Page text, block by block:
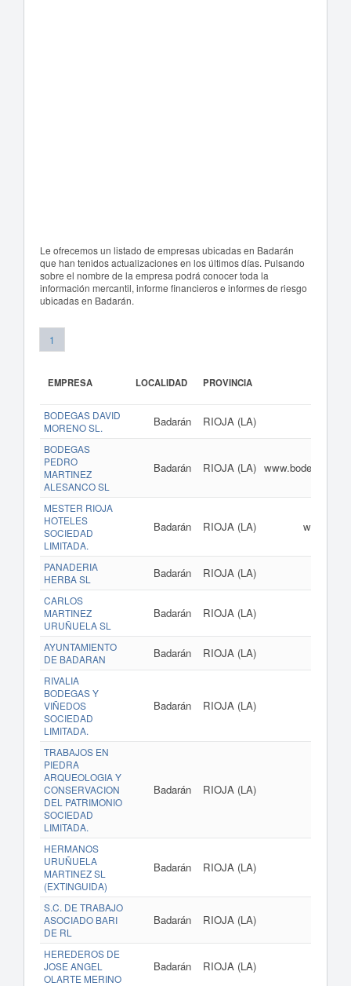
Le ofrecemos un listado de empresas ubicadas en Badarán
que han tenidos actualizaciones en los últimos días. Pulsando
sobre el nombre de la empresa podrá conocer toda la
información mercantil, informe financieros e informes de riesgo
ubicadas en Badarán.
1
EMPRESA LOCALIDAD PROVINCIA
BODEGAS DAVID
MORENO SL.
Badarán RIOJA (LA)
BODEGAS
PEDRO
MARTINEZ
ALESANCO SL
Badarán RIOJA (LA)
MESTER RIOJA
HOTELES
SOCIEDAD
LIMITADA.
Badarán RIOJA (LA)
PANADERIA
HERBA SL
Badarán RIOJA (LA)
CARLOS
MARTINEZ
URUÑUELA SL
Badarán RIOJA (LA)
AYUNTAMIENTO
DE BADARAN
Badarán RIOJA (LA)
RIVALIA
BODEGAS Y
VIÑEDOS
SOCIEDAD
LIMITADA.
Badarán RIOJA (LA)
TRABAJOS EN
PIEDRA
ARQUEOLOGIA Y
CONSERVACION
DEL PATRIMONIO
SOCIEDAD
LIMITADA.
Badarán RIOJA (LA)
HERMANOS
URUÑUELA
MARTINEZ SL
(EXTINGUIDA)
Badarán RIOJA (LA)
S.C. DE TRABAJO
ASOCIADO BARI
DE RL
Badarán RIOJA (LA)
HEREDEROS DE
JOSE ANGEL
OLARTE MERINO
Badarán RIOJA (LA)